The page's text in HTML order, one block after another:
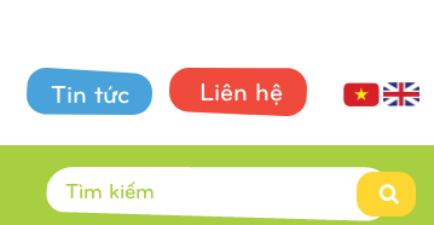
Tin tức Liên hệ